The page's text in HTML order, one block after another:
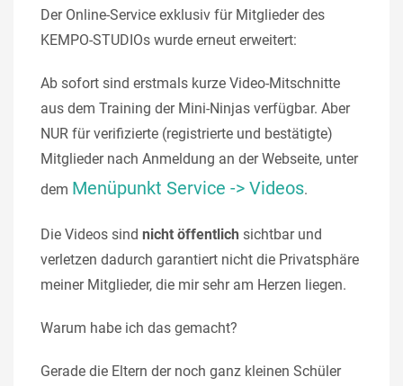
Der Online-Service exklusiv für Mitglieder des
KEMPO-STUDIOs wurde erneut erweitert:
Ab sofort sind erstmals kurze Video-Mitschnitte
aus dem Training der Mini-Ninjas verfügbar. Aber
NUR für verifizierte (registrierte und bestätigte)
Mitglieder nach Anmeldung an der Webseite, unter
dem Menüpunkt Service -> Videos.
Die Videos sind nicht öffentlich sichtbar und
verletzen dadurch garantiert nicht die Privatsphäre
meiner Mitglieder, die mir sehr am Herzen liegen.
Warum habe ich das gemacht?
Gerade die Eltern der noch ganz kleinen Schüler